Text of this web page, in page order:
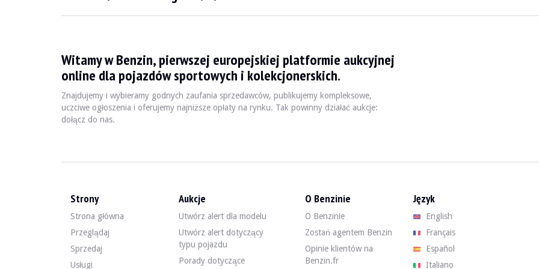
Film
Opis
Na zewnątrz karoseria w kolorze turkusowym ma widoczne uszkodzenia, które można obejrzeć w galerii zdjęć. Sprzedawca
Wewnątrz sprzedawca wskazuje, że pojazd jest w dobrym stanie. Czarna skórzana tapicerka nie ma żadnych rozdarć ani
Witamy w Benzin, pierwszej europejskiej platformie aukcyjnej
online dla pojazdów sportowych i kolekcjonerskich.
Znajdujemy i wybieramy godnych zaufania sprzedawców, publikujemy kompleksowe,
uczciwe ogłoszenia i oferujemy najniższe opłaty na rynku. Tak powinny działać aukcje:
dołącz do nas.
Strony
Strona główna
Przeglądaj
Sprzedaj
Usługi
Aukcje
Utwórz alert dla modelu
Utwórz alert dotyczący
typu pojazdu
Porady dotyczące
O Benzinie
O Benzinie
Zostań agentem Benzin
Opinie klientów na
Benzin.fr
Język
English
Français
Español
Italiano